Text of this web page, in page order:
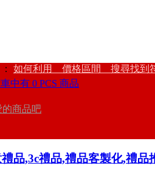
如何利用 價格區間 搜尋找到
中有 0 PCS 商品
的商品吧
品,3c禮品,禮品客製化,禮品